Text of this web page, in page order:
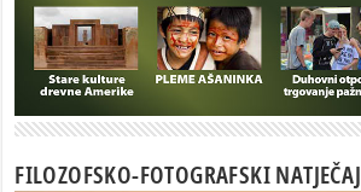
FILOZOFSKO-FOTOGRAFSKI NATJEČAJ